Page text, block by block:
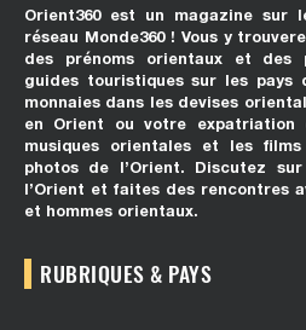
Orient360 est un magazine sur
réseau Monde360 ! Vous y
des prénoms orientaux et des
guides touristiques sur les pays
monnaies dans les devises
en Orient ou votre expatriation
musiques orientales et les
photos de l’Orient. Discutez
l’Orient et faites des rencontres
et hommes orientaux.
RUBRIQUES & PAYS